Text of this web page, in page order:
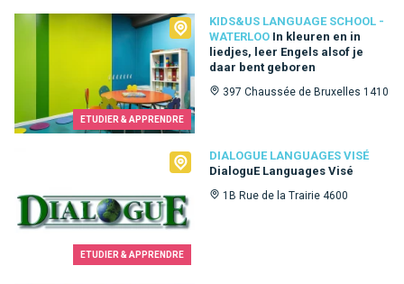
ETUDIER & APPRENDRE
KIDS&US LANGUAGE SCHOOL -
WATERLOO In kleuren en in
liedjes, leer Engels alsof je
daar bent geboren
397 Chaussée de Bruxelles 1410
Kids&Us language school - Waterloo
ETUDIER & APPRENDRE
DIALOGUE LANGUAGES VISÉ
DialoguE Languages Visé
1B Rue de la Trairie 4600
Dialogue Languages Visé